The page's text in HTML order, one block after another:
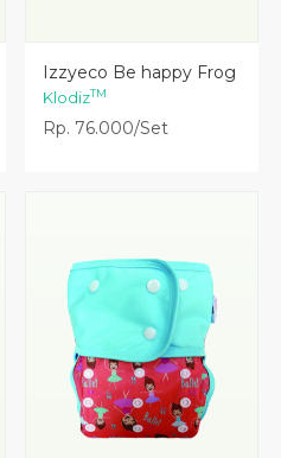
Lihat Detail
Izzyeco Be happy Frog
KlodizTM
Rp. 76.000/Set